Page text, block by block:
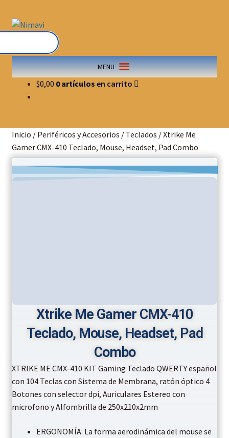
Saltar
Ir
MENU
$0,00 0 artículos
Inicio / Periféricos y Accesorios / Teclados /Xtrike Me
Gamer CMX-410 Teclado, Mouse, Headset, Pad Combo
Xtrike Me Gamer CMX-410
Teclado, Mouse, Headset, Pad
Combo
XTRIKE ME CMX-410 KIT Gaming Teclado QWERTY español
con 104 Teclas con Sistema de Membrana, ratón óptico 4
Botones con selector dpi, Auriculares Estereo con
microfono y Alfombrilla de 250x210x2mm
ERGONOMÍA: La forma aerodinámica del mouse se